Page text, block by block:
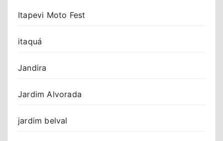
Itapevi Moto Fest
itaquá
Jandira
Jardim Alvorada
jardim belval